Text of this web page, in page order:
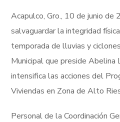
Acapulco, Gro., 10 de junio
salvaguardar la integridad
temporada de lluvias y
Municipal que preside Abelina
intensifica las acciones del
Viviendas en Zona de Alto
Personal de la Coordinación